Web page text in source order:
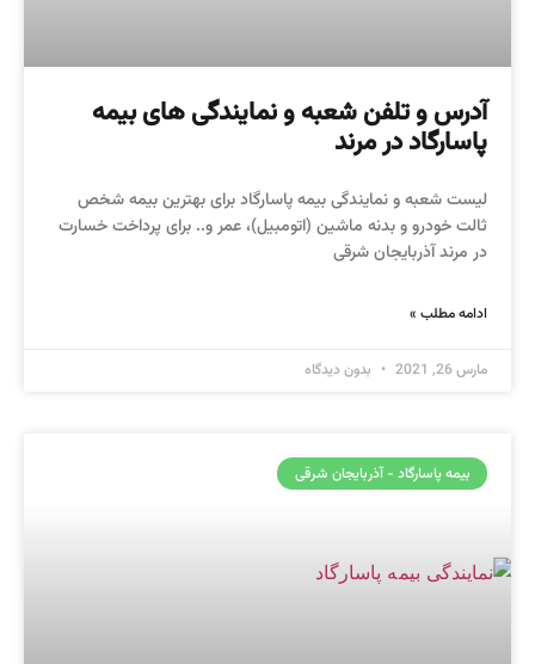
آدرس و تلفن شعبه و نمایندگی های بیمه
پاسارگاد در مرند
لیست شعبه و نمایندگی بیمه پاسارگاد برای بهترین بیمه شخص
ثالت خودرو و بدنه ماشین (اتومبیل)، عمر و.. برای پرداخت خسارت
در مرند آذربایجان شرقی
ادامه مطلب »
مارس 26, 2021 بدون دیدگاه
بیمه پاسارگاد - آذربایجان شرقی